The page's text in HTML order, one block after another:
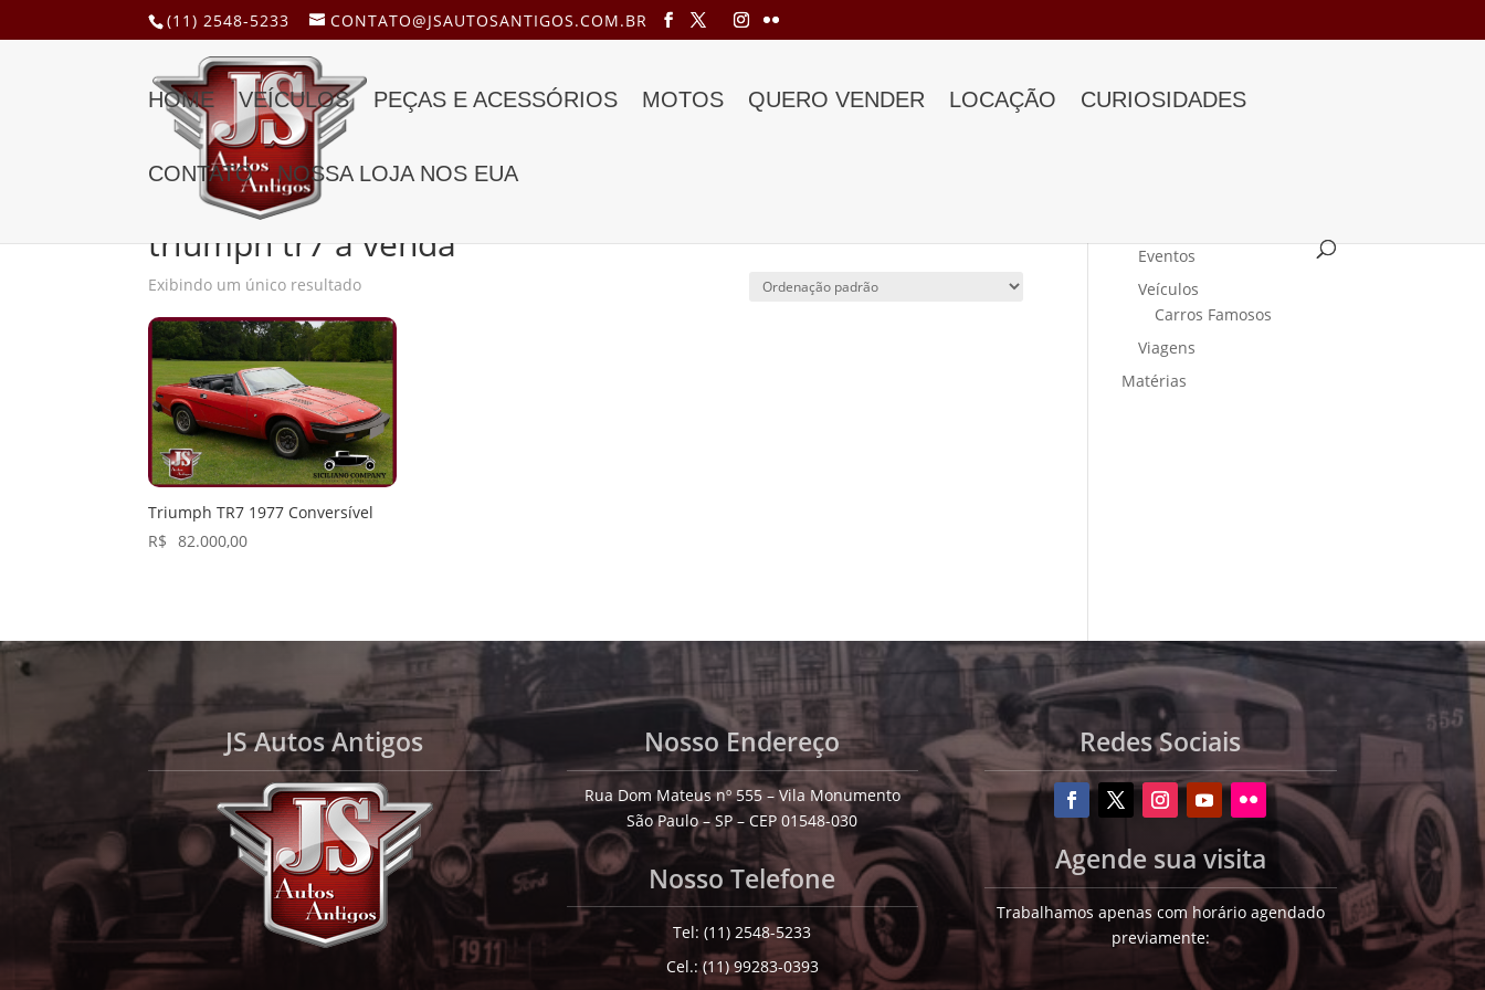
(11) 2548-5233 CONTATO@JSAUTOSANTIGOS.COM.BR
HOME VEÍCULOS PEÇAS E ACESSÓRIOS MOTOS QUERO VENDER LOCAÇÃO CURIOSIDADES
CONTATO NOSSA LOJA NOS EUA
/ Produtos marcados com a tag “triumph tr7 a venda”
triumph tr7 a venda
Exibindo um único resultado
Triumph TR7 1977 Conversível
R$
82.000,00
Eventos
Veículos
Carros Famosos
Viagens
Matérias
JS Autos Antigos Nosso Endereço
Rua Dom Mateus nº 555 – Vila Monumento
São Paulo – SP – CEP 01548-030
Nosso Telefone
Tel: (11) 2548-5233
Cel.: (11) 99283-0393
Redes Sociais
Agende sua visita
Trabalhamos apenas com horário agendado
previamente: